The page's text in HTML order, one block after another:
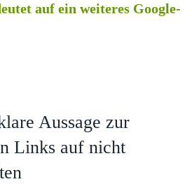
auf ein weiteres Google-
Aussage zur
Links auf nicht